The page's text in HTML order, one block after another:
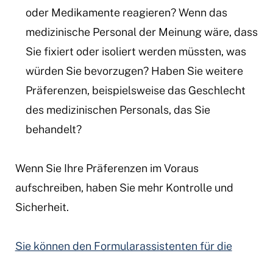
oder Medikamente reagieren? Wenn das
medizinische Personal der Meinung wäre, dass
Sie fixiert oder isoliert werden müssten, was
würden Sie bevorzugen? Haben Sie weitere
Präferenzen, beispielsweise das Geschlecht
des medizinischen Personals, das Sie
behandelt?
Wenn Sie Ihre Präferenzen im Voraus
aufschreiben, haben Sie mehr Kontrolle und
Sicherheit.
Sie können den Formularassistenten für die